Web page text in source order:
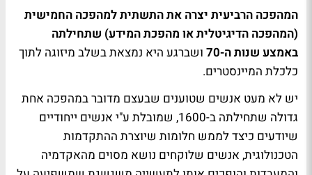
המהפכה הרביעית יצרה את התשתית למהפכה החמישית
(המהפכה הדיגיטלית או מהפכת המידע) שתחילתה
באמצע שנות ה-70
ושברגע היא נמצאת בשלב מיזוגה לתוך
כלכלת המיינסטרים.
יש לא מעט אנשים שטוענים שבעצם מדובר במהפכה אחת
גדולה שתחילתה ב-1600, שמובלת ע"י אנשים ייחודיים
שיודעים כיצד לממש חלומות שיוצרת ההתקדמות
הטכנולוגית, אנשים שלוקחים נושא מסוים מהאקדמיה